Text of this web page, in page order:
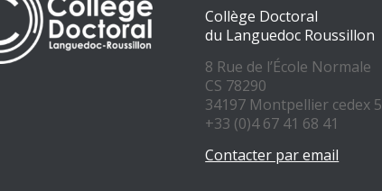
Collège Doctoral
du Languedoc Roussillon
8 Rue de l’École Normale
CS 78290
34197 Montpellier cedex 5
+33 (0)4 67 41 68 41
Contacter par email